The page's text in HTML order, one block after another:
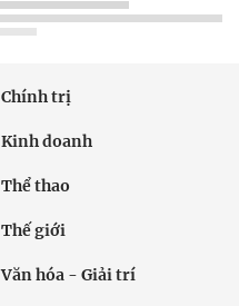
Chính trị
Kinh doanh
Thể thao
Thế giới
Văn hóa - Giải trí